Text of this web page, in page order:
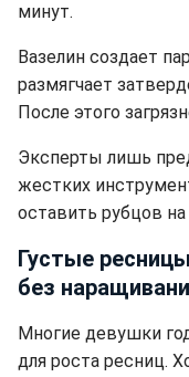
минут.
Вазелин создает
размягчает
После этого
Эксперты лишь
жестких
оставить рубцов
Густые
без
Многие девушки
для роста ресниц.